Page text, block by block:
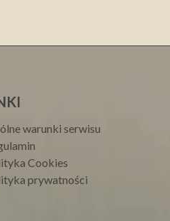
warunki serwisu
Cookies
prywatności